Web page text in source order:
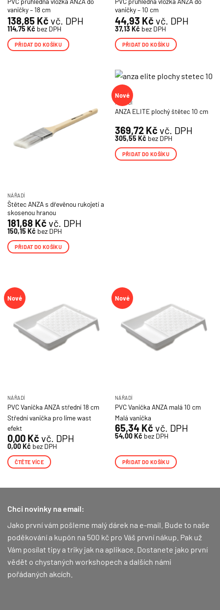
vaničky – 18 cm
138,85 Kč vč. DPH
114,75 Kč bez DPH
PŘIDAT DO KOŠÍKU
vaničky – 10 cm
44,93 Kč vč. DPH
37,13 Kč bez DPH
PŘIDAT DO KOŠÍKU
NÁŘADÍ
Štětec ANZA s dřevěnou rukojetí a
skosenou hranou
181,68 Kč vč. DPH
150,15 Kč bez DPH
PŘIDAT DO KOŠÍKU
Nové
NÁŘADÍ
ANZA ELITE plochý štětec 10 cm
369,72 Kč vč. DPH
305,55 Kč bez DPH
PŘIDAT DO KOŠÍKU
Nové
NÁŘADÍ
PVC Vanička ANZA střední 18 cm
Střední vanička pro lime wast
efekt
0,00 Kč vč. DPH
0,00Kč bez DPH
ČTĚTE VÍCE
Nové
NÁŘADÍ
PVC Vanička ANZA malá 10 cm
Malá vanička
65,34 Kč vč. DPH
54,00Kč bez DPH
PŘIDAT DO KOŠÍKU
Chci novinky na email:
Jako první vám pošleme malý dárek na e-mail. Bude to naše
poděkování a kupón na 500 kč pro Váš první nákup. Pak už
Vám posílat tipy a triky jak na aplikace. Dostanete jako první
vědět o chystaných workshopech a dalších námi
pořádaných akcích.